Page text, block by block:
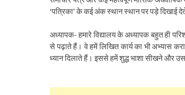
‘पत्रिका’ के कई अंक स्थान स्थान पर पड़े दिखाई
अध्यापक- हमारे विद्यालय के अध्यापक बहुत ही
से पढ़ाते हैं। वे हमें लिखित कार्य का भी अभ्यास
ध्यान दिलाते हैं। इससे हमें शुद्ध भाशा सीखने और